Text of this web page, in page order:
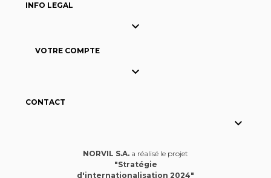
INFO LEGAL

VOTRE COMPTE

CONTACT

NORVIL S.A. a réalisé le projet
"Stratégie
d'internationalisation 2024"